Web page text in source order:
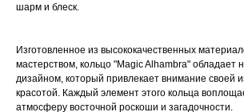
шарм и блеск.
Изготовленное из высококачественных
мастерством, кольцо "Magic Alhambra" обладает
дизайном, который привлекает внимание своей
красотой. Каждый элемент этого кольца
атмосферу восточной роскоши и загадочности.